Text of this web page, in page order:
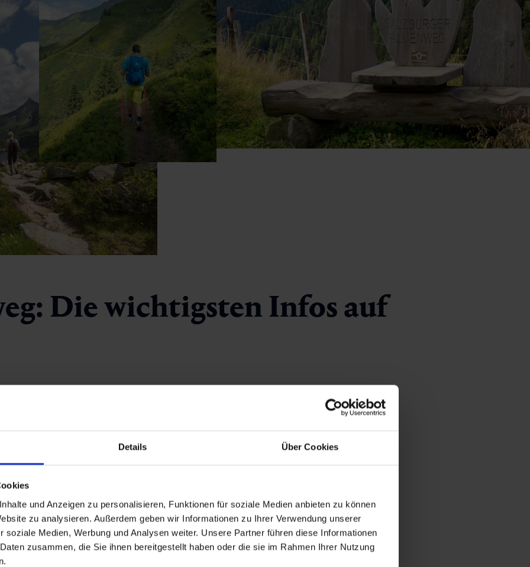
Details Über Cookies
und Anzeigen zu personalisieren, Funktionen für soziale Medien anbieten zu können
zu analysieren. Außerdem geben wir Informationen zu Ihrer Verwendung unserer
soziale Medien, Werbung und Analysen weiter. Unsere Partner führen diese Informationen
zusammen, die Sie ihnen bereitgestellt haben oder die sie im Rahmen Ihrer Nutzung
Die wichtigsten Infos auf
4 bis 10)
und erfahrene Bergwander*innen